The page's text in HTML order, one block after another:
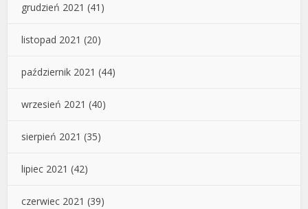
grudzień 2021 (41)
listopad 2021 (20)
październik 2021 (44)
wrzesień 2021 (40)
sierpień 2021 (35)
lipiec 2021 (42)
czerwiec 2021 (39)